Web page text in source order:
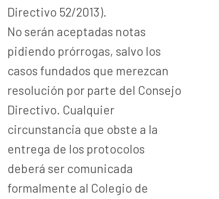
Directivo 52/2013).
No serán aceptadas notas
pidiendo prórrogas, salvo los
casos fundados que merezcan
resolución por parte del Consejo
Directivo. Cualquier
circunstancia que obste a la
entrega de los protocolos
deberá ser comunicada
formalmente al Colegio de